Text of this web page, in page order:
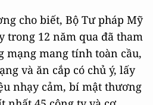
cho biết, Bộ Tư pháp Mỹ
trong 12 năm qua đã tham
mạng mang tính toàn cầu,
và ăn cắp có chủ ý, lấy
nhạy cảm, bí mật thương